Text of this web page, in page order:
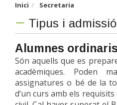
Inici Secretaria
Tipus i
Alumnes ordinaris
Són aquells que es
acadèmiques. Poden
assignatures o bé de la
d’un curs amb els